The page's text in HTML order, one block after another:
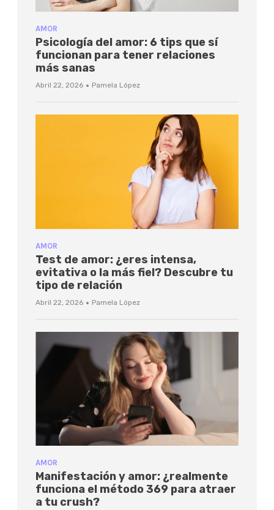
AMOR
Psicología del amor: 6 tips que sí
funcionan para tener relaciones
más sanas
Abril 22, 2026 · Pamela López
AMOR
Test de amor: ¿eres intensa,
evitativa o la más fiel? Descubre tu
tipo de relación
Abril 22, 2026 · Pamela López
AMOR
Manifestación y amor: ¿realmente
funciona el método 369 para atraer
a tu crush?